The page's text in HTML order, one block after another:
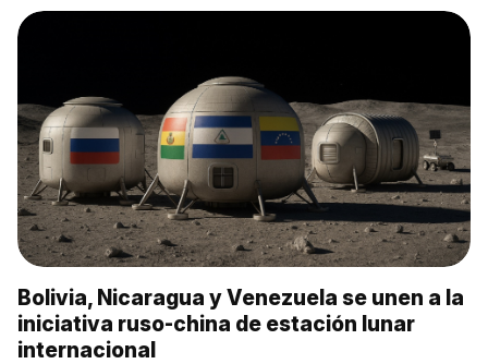
Bolivia, Nicaragua y Venezuela se unen a la
iniciativa ruso-china de estación lunar
internacional